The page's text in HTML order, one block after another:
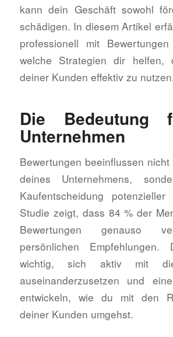
kann dein Geschäft sowohl
schädigen. In diesem Artikel
professionell mit
welche Strategien dir helfen,
deiner Kunden effektiv zu
Die Bedeutung
Unternehmen
Bewertungen beeinflussen
deines Unternehmens,
Kaufentscheidung
Studie zeigt, dass 84 % der
Bewertungen genauso
persönlichen
wichtig, sich aktiv mit
auseinanderzusetzen und
entwickeln, wie du mit den
deiner Kunden umgehst.